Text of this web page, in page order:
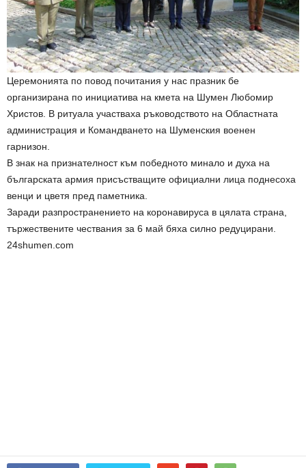
Церемонията по повод почитания у нас празник бе
организирана по инициатива на кмета на Шумен Любомир
Христов. В ритуала участваха ръководството на Областната
администрация и Командването на Шуменския военен
гарнизон.
В знак на признателност към победното минало и духа на
българската армия присъстващите официални лица поднесоха
венци и цветя пред паметника.
Заради разпространението на коронавируса в цялата страна,
тържествените чествания за 6 май бяха силно редуцирани.
24shumen.com